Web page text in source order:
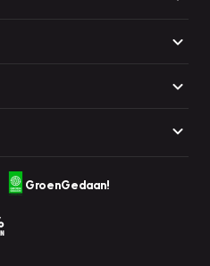
GroenGedaan!